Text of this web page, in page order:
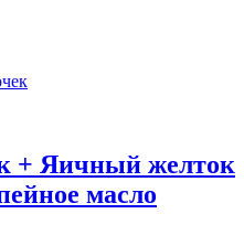
+ Яичный желток
масло